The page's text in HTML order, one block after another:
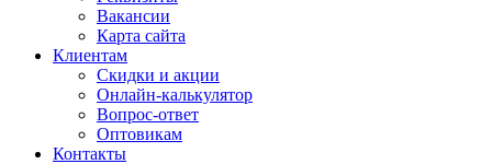
Вакансии
Карта сайта
Клиентам
Скидки и акции
Онлайн-калькулятор
Вопрос-ответ
Оптовикам
Контакты